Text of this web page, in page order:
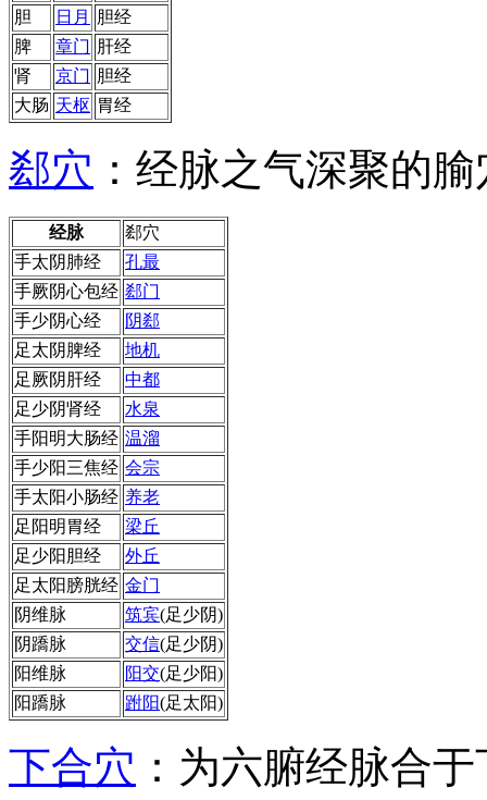
胆
日月
胆经
脾
章门 肝经
肾
京门 胆经
大肠 天枢 胃经
郄穴 ：经脉之气深聚的腧
经脉
郄穴
手太阴肺经
孔最
手厥阴心包经 郄门
手少阴心经
阴郄
足太阴脾经
地机
足厥阴肝经
中都
足少阴肾经
水泉
手阳明大肠经 温溜
手少阳三焦经 会宗
手太阳小肠经 养老
足阳明胃经
梁丘
足少阳胆经
外丘
足太阳膀胱经 金门
阴维脉
筑宾(足少阴)
阴蹻脉
交信(足少阴)
阳维脉
阳交(足少阳)
阳蹻脉
跗阳(足太阳)
下合穴 ：为六腑经脉合